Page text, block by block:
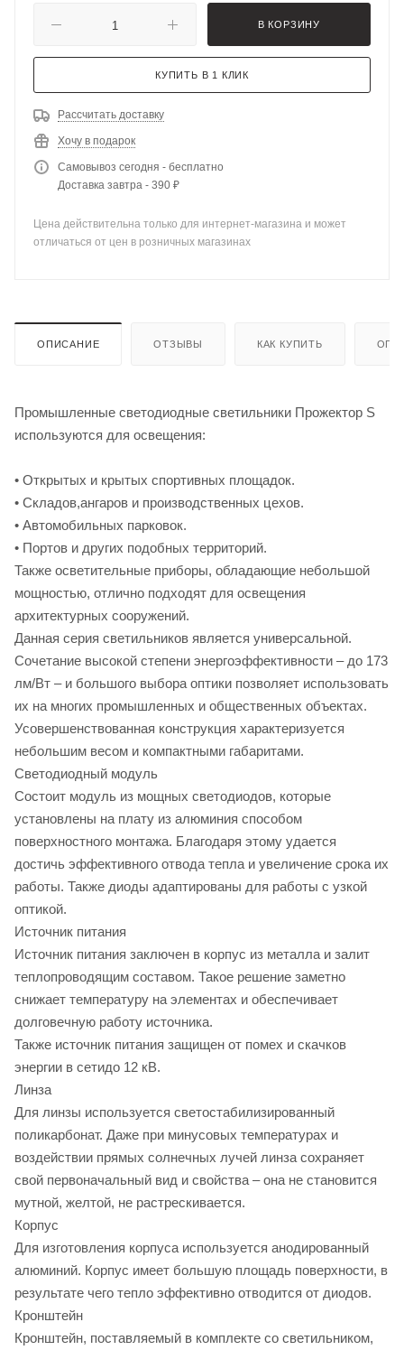
В КОРЗИНУ
КУПИТЬ В 1 КЛИК
Рассчитать доставку
Хочу в подарок
Самовывоз сегодня - бесплатно
Доставка завтра - 390 ₽
Цена действительна только для интернет-магазина и может
отличаться от цен в розничных магазинах
ОПИСАНИЕ ОТЗЫВЫ КАК КУПИТЬ
Промышленные светодиодные светильники Прожектор S
используются для освещения:
• Открытых и крытых спортивных площадок.
• Складов,ангаров и производственных цехов.
• Автомобильных парковок.
• Портов и других подобных территорий.
Также осветительные приборы, обладающие небольшой
мощностью, отлично подходят для освещения
архитектурных сооружений.
Данная серия светильников является универсальной.
Сочетание высокой степени энергоэффективности – до 173
лм/Вт – и большого выбора оптики позволяет использовать
их на многих промышленных и общественных объектах.
Усовершенствованная конструкция характеризуется
небольшим весом и компактными габаритами.
Светодиодный модуль
Состоит модуль из мощных светодиодов, которые
установлены на плату из алюминия способом
поверхностного монтажа. Благодаря этому удается
достичь эффективного отвода тепла и увеличение срока их
работы. Также диоды адаптированы для работы с узкой
оптикой.
Источник питания
Источник питания заключен в корпус из металла и залит
теплопроводящим составом. Такое решение заметно
снижает температуру на элементах и обеспечивает
долговечную работу источника.
Также источник питания защищен от помех и скачков
энергии в сетидо 12 кВ.
Линза
Для линзы используется светостабилизированный
поликарбонат. Даже при минусовых температурах и
воздействии прямых солнечных лучей линза сохраняет
свой первоначальный вид и свойства – она не становится
мутной, желтой, не растрескивается.
Корпус
Для изготовления корпуса используется анодированный
алюминий. Корпус имеет большую площадь поверхности, в
результате чего тепло эффективно отводится от диодов.
Кронштейн
Кронштейн, поставляемый в комплекте со светильником,